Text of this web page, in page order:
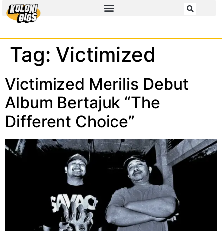
Tag: Victimized
Victimized Merilis Debut
Album Bertajuk “The
Different Choice”